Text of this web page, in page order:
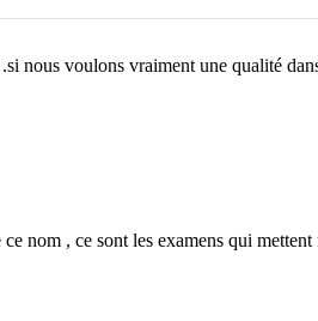
nous voulons vraiment une qualité
nom , ce sont les examens qui mettent